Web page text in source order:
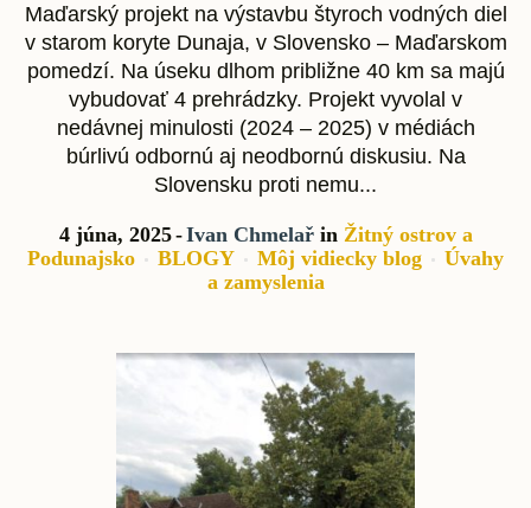
Maďarský projekt na výstavbu štyroch vodných diel
v starom koryte Dunaja, v Slovensko – Maďarskom
pomedzí. Na úseku dlhom približne 40 km sa majú
vybudovať 4 prehrádzky. Projekt vyvolal v
nedávnej minulosti (2024 – 2025) v médiách
búrlivú odbornú aj neodbornú diskusiu. Na
Slovensku proti nemu...
4 júna, 2025 Ivan Chmelařin Žitný ostrov a
Podunajsko
BLOGY Môj vidiecky blog
Úvahy
a zamyslenia